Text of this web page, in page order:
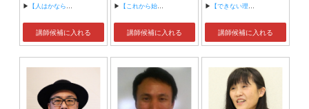
▶ 【人はかならずミスをする。だからこそ大切にしたい三つの「キ」】
講師候補に入れる
▶ 【これから始まる、日本経営の大変化と、その対応】
講師候補に入れる
▶ 【できない理由はできる理由に変わる】
講師候補に入れる